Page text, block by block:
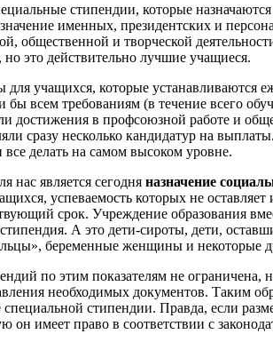
стипендии, которые
именных, президентских и
общественной и творческой
но это действительно лучшие учащиеся.
учащихся, которые устанавливаются
бы всем требованиям (в течение всего
достижения в профсоюзной работе и
сразу несколько кандидатур на
все делать на самом высоком уровне.
является сегодня назначение
успеваемость которых не
срок. Учреждение образования
А это дети-сироты, дети,
беременные женщины и некоторые
по этим показателям не ограничена,
необходимых документов. Таким
стипендии. Правда, если
имеет право в соответствии с